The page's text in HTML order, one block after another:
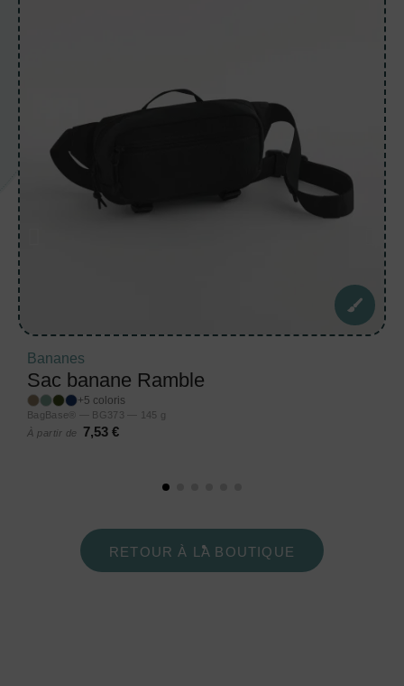
Bananes
Sac banane Ramble
+5 coloris
BagBase® — BG373 — 145 g
À partir de
7,53 €
RETOUR À LA BOUTIQUE